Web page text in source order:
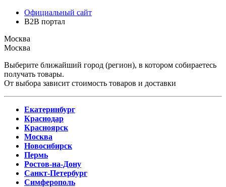
Официальный сайт
B2B портал
Москва
Москва
Выберите ближайший город (регион), в котором собираетесь
получать товары.
От выбора зависит стоимость товаров и доставки
Екатеринбург
Краснодар
Красноярск
Москва
Новосибирск
Пермь
Ростов-на-Дону
Санкт-Петербург
Симферополь